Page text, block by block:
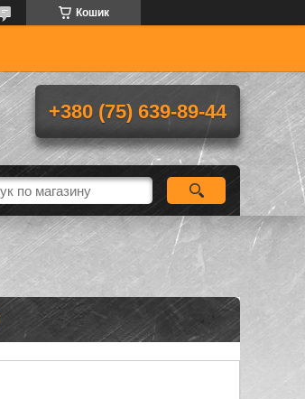
Кошик
+380 (75) 639-89-44